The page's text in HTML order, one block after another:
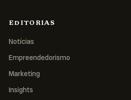
EDITORIAS
Notícias
Empreendedorismo
Marketing
Insights